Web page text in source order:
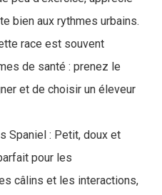
bien aux rythmes urbains.
race est souvent
de santé : prenez le
et de choisir un éleveur
Spaniel : Petit, doux et
pour les
câlins et les interactions,